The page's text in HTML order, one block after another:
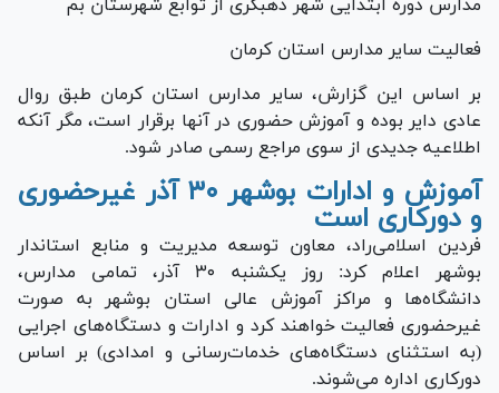
مدارس دوره ابتدایی شهر دهبکری از توابع شهرستان بم
فعالیت سایر مدارس استان کرمان
بر اساس این گزارش، سایر مدارس استان کرمان طبق روال
عادی دایر بوده و آموزش حضوری در آنها برقرار است، مگر آنکه
اطلاعیه جدیدی از سوی مراجع رسمی صادر شود.
آموزش و ادارات بوشهر ۳۰ آذر غیرحضوری
و دورکاری است
فردین اسلامی‌راد، معاون توسعه مدیریت و منابع استاندار
بوشهر اعلام کرد: روز یکشنبه ۳۰ آذر، تمامی مدارس،
دانشگاه‌ها و مراکز آموزش عالی استان بوشهر به صورت
غیرحضوری فعالیت خواهند کرد و ادارات و دستگاه‌های اجرایی
(به استثنای دستگاه‌های خدمات‌رسانی و امدادی) بر اساس
دورکاری اداره می‌شوند.